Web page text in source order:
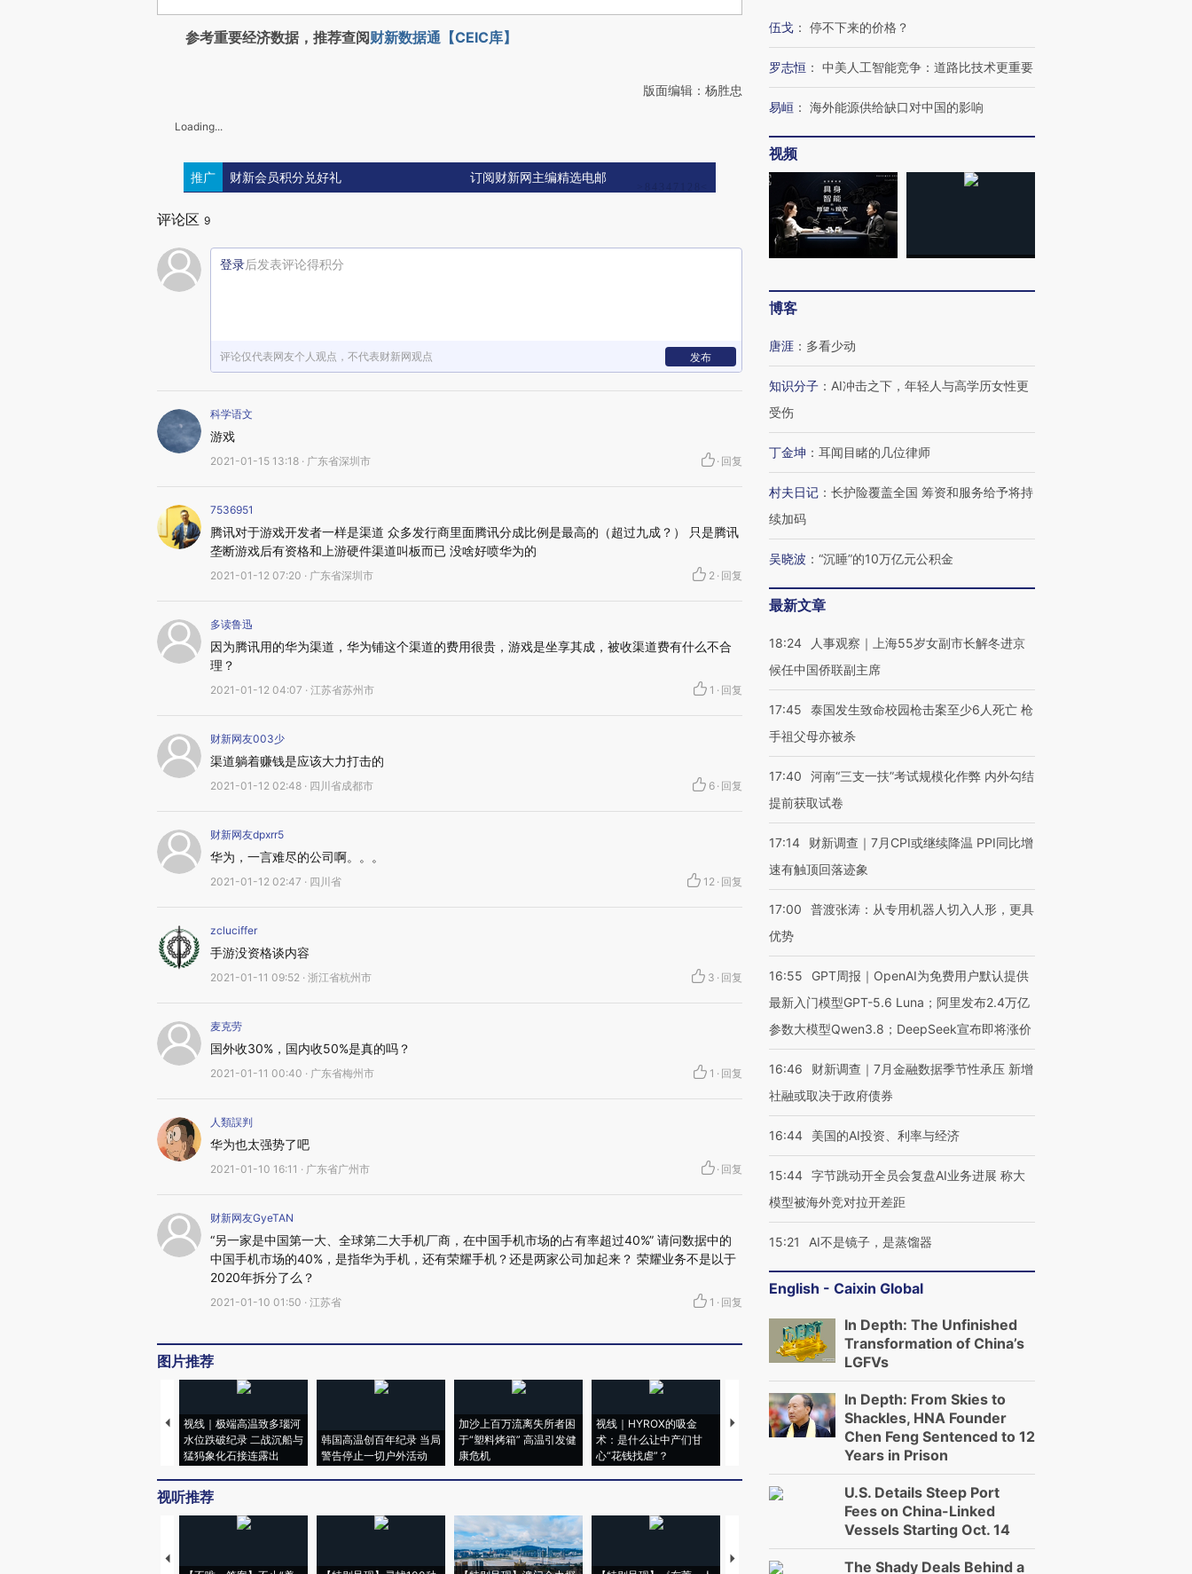
参考重要经济数据，推荐查阅财新数据通【CEIC库】
版面编辑：杨胜忠
Loading...
推广 财新会员积分兑好礼 订阅财新网主编精选电邮
评论区 9
登录后发表评论得积分
评论仅代表网友个人观点，不代表财新网观点 发布
科学语文
游戏
2021-01-15 13:18 · 广东省深圳市 · 回复
7536951
腾讯对于游戏开发者一样是渠道 众多发行商里面腾讯分成比例是最高的（超过九成？） 只是腾讯
垄断游戏后有资格和上游硬件渠道叫板而已 没啥好喷华为的
2021-01-12 07:20 · 广东省深圳市 2 · 回复
多读鲁迅
因为腾讯用的华为渠道，华为铺这个渠道的费用很贵，游戏是坐享其成，被收渠道费有什么不合
理？
2021-01-12 04:07 · 江苏省苏州市 1 · 回复
财新网友003少
渠道躺着赚钱是应该大力打击的
2021-01-12 02:48 · 四川省成都市 6 · 回复
财新网友dpxrr5
华为，一言难尽的公司啊。。。
2021-01-12 02:47 · 四川省 12 · 回复
zcluciffer
手游没资格谈内容
2021-01-11 09:52 · 浙江省杭州市 3 · 回复
麦克劳
国外收30%，国内收50%是真的吗？
2021-01-11 00:40 · 广东省梅州市 1 · 回复
人類誤判
华为也太强势了吧
2021-01-10 16:11 · 广东省广州市 · 回复
财新网友GyeTAN
“另一家是中国第一大、全球第二大手机厂商，在中国手机市场的占有率超过40%” 请问数据中的
中国手机市场的40%，是指华为手机，还有荣耀手机？还是两家公司加起来？ 荣耀业务不是以于
2020年拆分了么？
2021-01-10 01:50 · 江苏省 1 · 回复
图片推荐
视线｜极端高温致多瑙河
水位跌破纪录 二战沉船与
猛犸象化石接连露出
韩国高温创百年纪录 当局
警告停止一切户外活动
加沙上百万流离失所者困
于“塑料烤箱” 高温引发健
康危机
视线｜HYROX的吸金
术：是什么让中产们甘
心“花钱找虐”？
马航飞行员跨国走私7万
粒摇头丸 尿检体内含3种
视线｜被称为“蟑螂”的印
度Z世代 用街头抗争将教
育部长拱下台
机”？难民潮撕裂西班牙
视听推荐
【推广】走进第四届链博
【商旅对话】华住集团
伍戈 ： 停不下来的价格？
罗志恒 ： 中美人工智能竞争：道路比技术更重要
易峘 ： 海外能源供给缺口对中国的影响
视频
博客
唐涯 ： 多看少动
知识分子 ： AI冲击之下，年轻人与高学历女性更
受伤
丁金坤 ： 耳闻目睹的几位律师
村夫日记 ： 长护险覆盖全国 筹资和服务给予将持
续加码
吴晓波 ： “沉睡”的10万亿元公积金
最新文章
18:24
人事观察｜上海55岁女副市长解冬进京
候任中国侨联副主席
17:45
泰国发生致命校园枪击案至少6人死亡 枪
手祖父母亦被杀
17:40
河南“三支一扶”考试规模化作弊 内外勾结
提前获取试卷
17:14
财新调查｜7月CPI或继续降温 PPI同比增
速有触顶回落迹象
17:00
普渡张涛：从专用机器人切入人形，更具
优势
16:55
GPT周报｜OpenAI为免费用户默认提供
最新入门模型GPT-5.6 Luna；阿里发布2.4万亿
参数大模型Qwen3.8；DeepSeek宣布即将涨价
16:46
财新调查｜7月金融数据季节性承压 新增
社融或取决于政府债券
16:44 美国的AI投资、利率与经济
15:44 字节跳动开全员会复盘AI业务进展 称大
模型被海外竞对拉开差距
15:21 AI不是镜子，是蒸馏器
English - Caixin Global
In Depth: The Unfinished
Transformation of China’s
LGFVs
In Depth: From Skies to
Shackles, HNA Founder
Chen Feng Sentenced to 12
Years in Prison
U.S. Details Steep Port
Fees on China-Linked
Vessels Starting Oct. 14
The Shady Deals Behind a